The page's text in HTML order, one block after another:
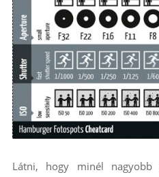
Látni, hogy minél